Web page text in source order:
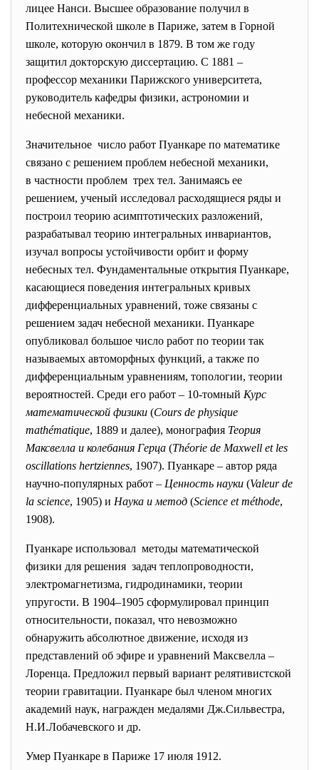
лицее Нанси. Высшее образование получил в
Политехнической школе в Париже, затем в Горной
школе, которую окончил в 1879. В том же году
защитил докторскую диссертацию. С 1881 –
профессор механики Парижского университета,
руководитель кафедры физики, астрономии и
небесной механики.
Значительное число работ Пуанкаре по математике
связано с решением проблем небесной механики,
в частности проблем трех тел. Занимаясь ее
решением, ученый исследовал расходящиеся ряды и
построил теорию асимптотических разложений,
разрабатывал теорию интегральных инвариантов,
изучал вопросы устойчивости орбит и форму
небесных тел. Фундаментальные открытия Пуанкаре,
касающиеся поведения интегральных кривых
дифференциальных уравнений, тоже связаны с
решением задач небесной механики. Пуанкаре
опубликовал большое число работ по теории так
называемых автоморфных функций, а также по
дифференциальным уравнениям, топологии, теории
вероятностей. Среди его работ – 10-томный Курс
математической физики (Cours de physique
mathématique, 1889 и далее), монография Теория
Максвелла и колебания Герца (Théorie de Maxwell et les
oscillations hertziennes, 1907). Пуанкаре – автор ряда
научно-популярных работ – Ценность науки (Valeur de
la science, 1905) и Наука и метод (Science et méthode,
1908).
Пуанкаре использовал методы математической
физики для решения задач теплопроводности,
электромагнетизма, гидродинамики, теории
упругости. В 1904–1905 сформулировал принцип
относительности, показал, что невозможно
обнаружить абсолютное движение, исходя из
представлений об эфире и уравнений Максвелла –
Лоренца. Предложил первый вариант релятивистской
теории гравитации. Пуанкаре был членом многих
академий наук, награжден медалями Дж.Сильвестра,
Н.И.Лобачевского и др.
Умер Пуанкаре в Париже 17 июля 1912.